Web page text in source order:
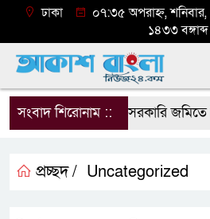
ঢাকা
০৭:৩৫ অপরাহ্ন,
১৪৩৩ বঙ্গাব্দ
সংবাদ শিরোনাম ::সরকারি জমিতে
প্রচ্ছদ / Uncategorized